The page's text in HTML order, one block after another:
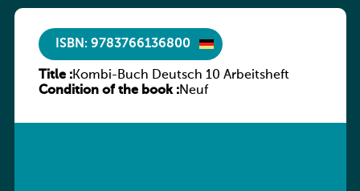
ISBN: 9783766136800
Title :Kombi-Buch Deutsch 10 Arbeitsheft
Condition of the book :Neuf